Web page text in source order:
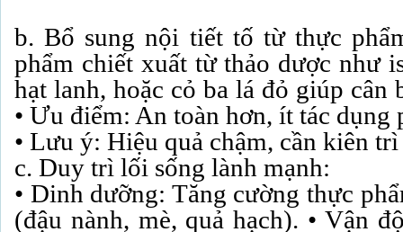
b. Bổ sung nội tiết tố từ thực
phẩm chiết xuất từ thảo dược như
hạt lanh, hoặc cỏ ba lá đỏ giúp cân
• Ưu điểm: An toàn hơn, ít tác dụng
• Lưu ý: Hiệu quả chậm, cần kiên
c. Duy trì lối sống lành mạnh:
• Dinh dưỡng: Tăng cường thực
(đậu nành, mè, quả hạch). • Vận